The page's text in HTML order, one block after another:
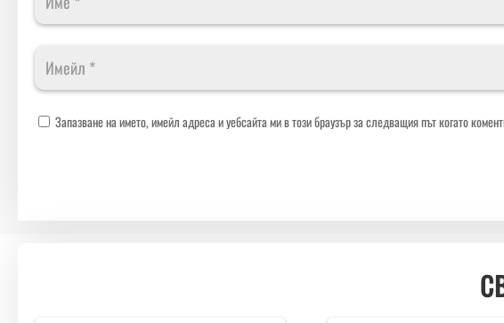
Запазване на името, имейл адреса и уебсайта ми в този браузър за следващия път когато